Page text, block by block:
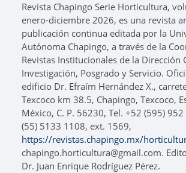
Revista Chapingo Serie Horticultura,
enero-diciembre 2026, es una revista
publicación continua editada por la
Autónoma Chapingo, a través de la
Revistas Institucionales de la Dirección
Investigación, Posgrado y Servicio.
edificio Dr. Efraím Hernández X.,
Texcoco km 38.5, Chapingo, Texcoco,
México, C. P. 56230, Tel. +52 (595)
(55) 5133 1108, ext. 1569,
https://revistas.chapingo.mx/
chapingo.horticultura@gmail.com.
Dr. Juan Enrique Rodríguez Pérez.